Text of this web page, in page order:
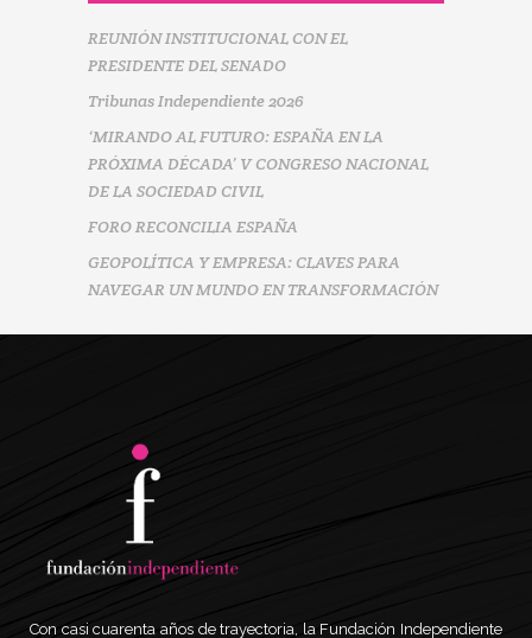
REUNIÓN INSTITUCIONAL CON EL
PRESIDENTE DEL SENADO
Tribunas Independiente 2026
‘MIRANDO AL FUTURO: ESPAÑA EN LA
PRÓXIMA DÉCADA’ V CONGRESO NACIONAL
DE LA SOCIEDAD CIVIL
FORO RECONCILIA ESPAÑA
GEOPOLÍTICA Y EMPRESA: CLAVES PARA
NAVEGAR UN MUNDO EN TRANSFORMACIÓN
Con casi cuarenta años de trayectoria, la Fundación Independiente